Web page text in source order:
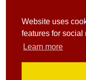
Website uses
features for social
Learn more